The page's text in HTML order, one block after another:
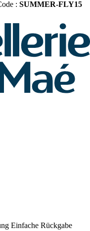
: SUMMER-FLY15
Einfache Rückgabe